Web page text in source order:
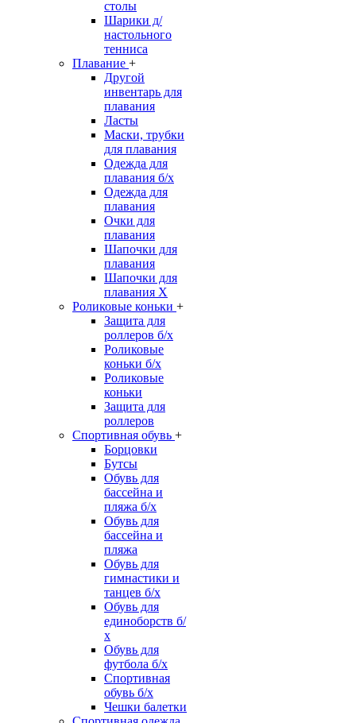
столы
Шарики д/
настольного
тенниса
Плавание +
Другой
инвентарь для
плавания
Ласты
Маски, трубки
для плавания
Одежда для
плавания б/х
Одежда для
плавания
Очки для
плавания
Шапочки для
плавания
Шапочки для
плавания Х
Роликовые коньки +
Защита для
роллеров б/х
Роликовые
коньки б/х
Роликовые
коньки
Защита для
роллеров
Спортивная обувь +
Борцовки
Бутсы
Обувь для
бассейна и
пляжа б/х
Обувь для
бассейна и
пляжа
Обувь для
гимнастики и
танцев б/х
Обувь для
единоборств б/
х
Обувь для
футбола б/х
Спортивная
обувь б/х
Чешки балетки